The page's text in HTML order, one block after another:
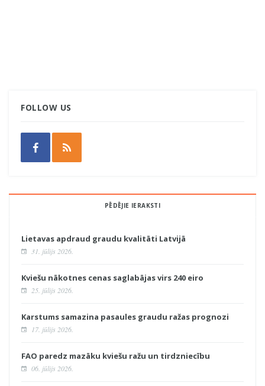
FOLLOW US
PĒDĒJIE IERAKSTI
Lietavas apdraud graudu kvalitāti Latvijā
31. jūlijs 2026.
Kviešu nākotnes cenas saglabājas virs 240 eiro
25. jūlijs 2026.
Karstums samazina pasaules graudu ražas prognozi
17. jūlijs 2026.
FAO paredz mazāku kviešu ražu un tirdzniecību
06. jūlijs 2026.